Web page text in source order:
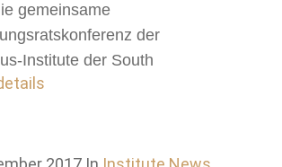
gemeinsame
der
Institute der South